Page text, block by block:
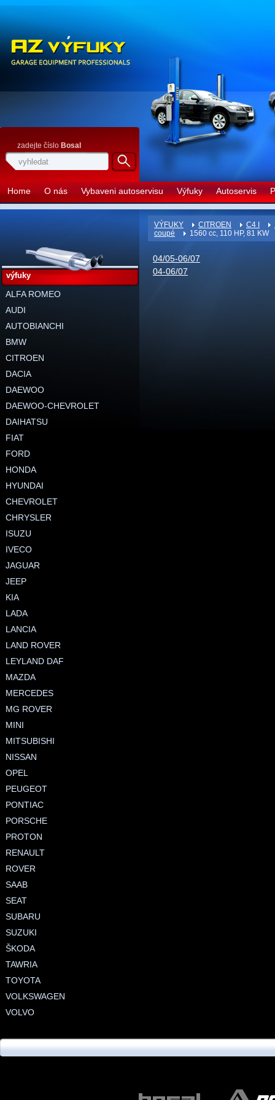
Home O nás Vybaveni autoservisu Výfuky Autoservis
zadejte číslo Bosal
VÝFUKY CITROEN C4 I
coupé
1560 cc, 110 HP, 81 KW
04/05-06/07
04-06/07
výfuky
ALFA ROMEO
AUDI
AUTOBIANCHI
BMW
CITROEN
DACIA
DAEWOO
DAEWOO-CHEVROLET
DAIHATSU
FIAT
FORD
HONDA
HYUNDAI
CHEVROLET
CHRYSLER
ISUZU
IVECO
JAGUAR
JEEP
KIA
LADA
LANCIA
LAND ROVER
LEYLAND DAF
MAZDA
MERCEDES
MG ROVER
MINI
MITSUBISHI
NISSAN
OPEL
PEUGEOT
PONTIAC
PORSCHE
PROTON
RENAULT
ROVER
SAAB
SEAT
SUBARU
SUZUKI
ŠKODA
TAWRIA
TOYOTA
VOLKSWAGEN
VOLVO